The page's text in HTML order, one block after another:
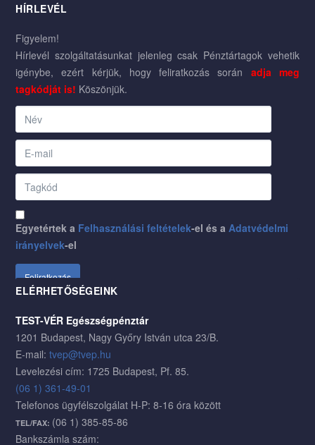
HÍRLEVÉL
Figyelem!
Hírlevél szolgáltatásunkat jelenleg csak Pénztártagok vehetik
igénybe, ezért kérjük, hogy feliratkozás során
adja meg
tagkódját is! Köszönjük.
Egyetértek a Felhasználási feltételek-el és a Adatvédelmi
irányelvek-el
ELÉRHETŐSÉGEINK
TEST-VÉR Egészségpénztár
1201 Budapest, Nagy Győry István utca 23/B.
E-mail: tvep@tvep.hu
Levelezési cím: 1725 Budapest, Pf. 85.
(06 1) 361-49-01
Telefonos ügyfélszolgálat H-P: 8-16 óra között
TEL/FAX: (06 1) 385-85-86
Bankszámla szám: